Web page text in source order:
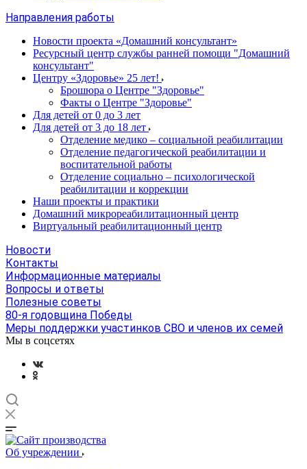
Направления работы
Новости проекта «Домашний консультант»
Ресурсный центр службы ранней помощи "Домашний
консультант"
Центру «Здоровье» 25 лет!
Брошюра о Центре "Здоровье"
Факты о Центре "Здоровье"
Для детей от 0 до 3 лет
Для детей от 3 до 18 лет
Отделение медико – социальной реабилитации
Отделение педагогической реабилитации и
воспитательной работы
Отделение социально – психологической
реабилитации и коррекции
Наши проекты и практики
Домашний микрореабилитационный центр
Виртуальный реабилитационный центр
Новости
Контакты
Информационные материалы
Вопросы и ответы
Полезные советы
80-я годовщина Победы
Меры поддержки участинков СВО и членов их семей
Мы в соцсетях
Об учреждении